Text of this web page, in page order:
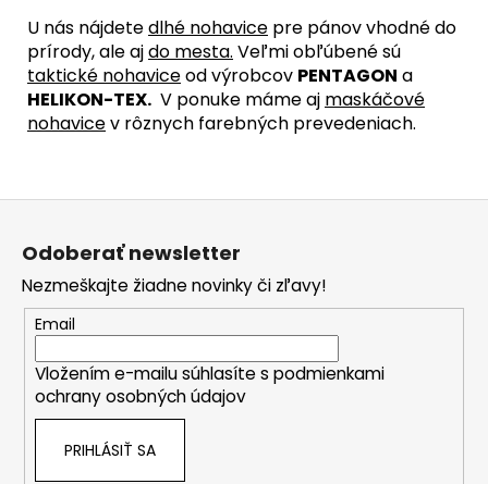
U nás nájdetedlhé nohavice pre pánov vhodné do
prírody, ale ajdo mesta. Veľmi obľúbené sú
taktické nohaviceod výrobcov PENTAGON a
HELIKON-TEX. V ponuke máme aj maskáčové
nohavicev rôznych farebných prevedeniach.
Odoberať newsletter
Nezmeškajte žiadne novinky či zľavy!
Email
Vložením e-mailu súhlasíte s podmienkami
ochrany osobných údajov
PRIHLÁSIŤ SA